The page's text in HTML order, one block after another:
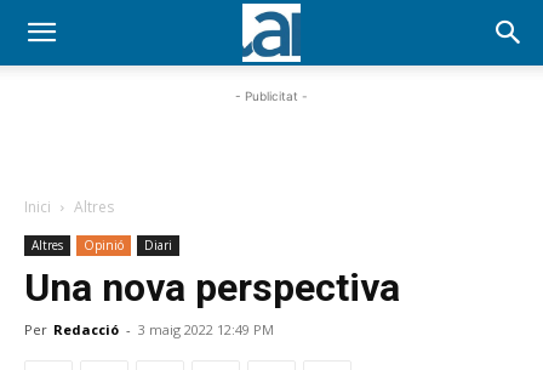
- Publicitat -
Inici Altres
Altres Opinió Diari
Una nova perspectiva
Per Redacció - 3 maig 2022 12:49 PM